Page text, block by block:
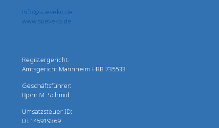
info@sueveko.de
www.sueveko.de
Registergericht:
Amtsgericht Mannheim HRB 735533
Geschäftsführer:
Björn M. Schmid
Umsatzsteuer ID:
DE145919369